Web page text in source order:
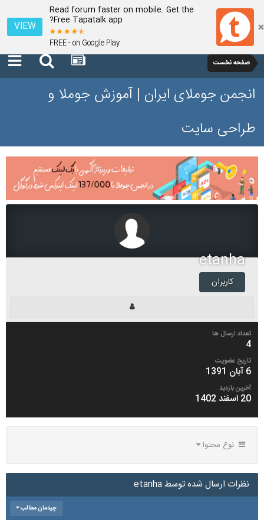
Read forum faster on mobile. Get the
Free Tapatalk app?
FREE - on Google Play
VIEW
صفحه نخست
انجمن جوملای ایران | آموزش جوملا و
طراحی سایت
etanha
کاربران
تعداد ارسال ها
4
تاریخ عضویت
6 آبان 1391
آخرین بازدید
20 اسفند 1402
نوع محتوا
نظرات ارسال شده توسط etanha
چیدمان مطالب